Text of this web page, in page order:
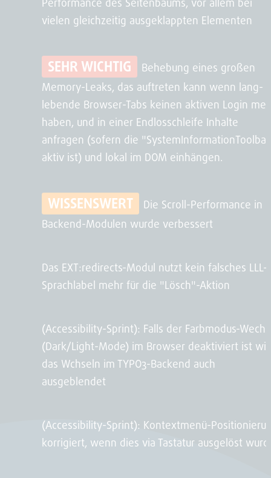
Performance des Seitenbaums, vor allem bei
vielen gleichzeitig ausgeklappten Elementen
SEHR WICHTIG
Behebung eines großen
Memory-Leaks, das auftreten kann wenn lang-
lebende Browser-Tabs keinen aktiven Login
haben, und in einer Endlosschleife Inhalte
anfragen (sofern die
aktiv ist) und lokal im DOM einhängen.
WISSENSWERT
Die Scroll-Performance in
Backend-Modulen wurde verbessert
Das EXT:redirects-Modul nutzt kein falsches LLL-
Sprachlabel mehr für die "Lösch"-Aktion
(Accessibility-Sprint): Falls der Farbmodus-
(Dark/Light-Mode) im Browser deaktiviert ist
das Wchseln im TYPO3-Backend auch
ausgeblendet
(Accessibility-Sprint): Kontextmenü-
korrigiert, wenn dies via Tastatur ausgelöst